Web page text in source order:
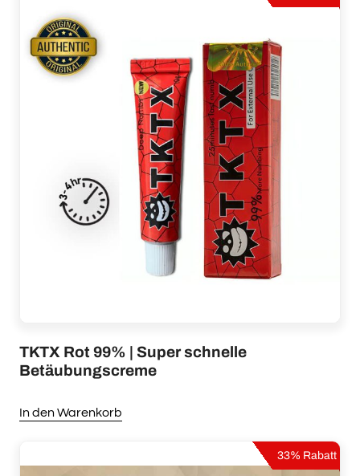
TKTX Rot 99% | Super schnelle
Betäubungscreme
In den Warenkorb
33% Rabatt